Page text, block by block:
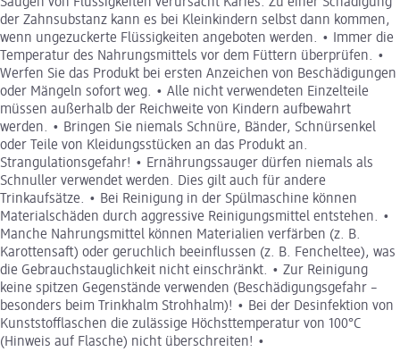
Saugen von Flüssigkeiten verursacht Karies. Zu einer Schädigung
der Zahnsubstanz kann es bei Kleinkindern selbst dann kommen,
wenn ungezuckerte Flüssigkeiten angeboten werden. • Immer die
Temperatur des Nahrungsmittels vor dem Füttern überprüfen. •
Werfen Sie das Produkt bei ersten Anzeichen von Beschädigungen
oder Mängeln sofort weg. • Alle nicht verwendeten Einzelteile
müssen außerhalb der Reichweite von Kindern aufbewahrt
werden. • Bringen Sie niemals Schnüre, Bänder, Schnürsenkel
oder Teile von Kleidungsstücken an das Produkt an.
Strangulationsgefahr! • Ernährungssauger dürfen niemals als
Schnuller verwendet werden. Dies gilt auch für andere
Trinkaufsätze. • Bei Reinigung in der Spülmaschine können
Materialschäden durch aggressive Reinigungsmittel entstehen. •
Manche Nahrungsmittel können Materialien verfärben (z. B.
Karottensaft) oder geruchlich beeinflussen (z. B. Fencheltee), was
die Gebrauchstauglichkeit nicht einschränkt. • Zur Reinigung
keine spitzen Gegenstände verwenden (Beschädigungsgefahr –
besonders beim Trinkhalm Strohhalm)! • Bei der Desinfektion von
Kunststofflaschen die zulässige Höchsttemperatur von 100°C
(Hinweis auf Flasche) nicht überschreiten! •